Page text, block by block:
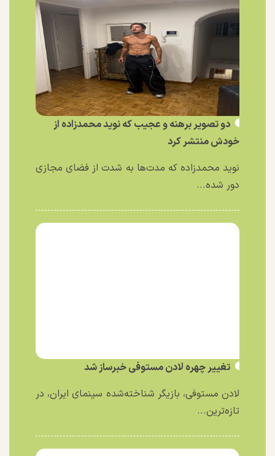
دو تصویر برهنه و عجیب که نوید محمدزاده از
خودش منتشر کرد
نوید محمدزاده که مدت‌ها به شدت از فضای مجازی
دور شده...
تغییر چهره لادن مستوفی خبرساز شد
لادن مستوفی، بازیگر شناخته‌شده سینمای ایران، در
تازه‌ترین...